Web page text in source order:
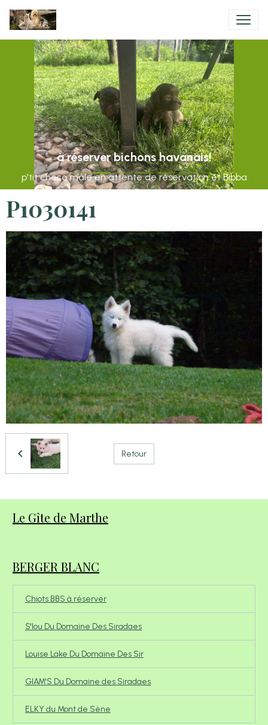
à réserver bichons havanais!
p'tit choco mâle en attente de réservation et Bibba
P1030141
Retour
Le Gîte de Marthe
BERGER BLANC
Chiots BBS à réserver
S'lou Du Domaine Des Siradaes
Louise Lake Du Domaine Des Sir
GIAM'S Du Domaine des Siradaes
ELKY du Mont de Sène